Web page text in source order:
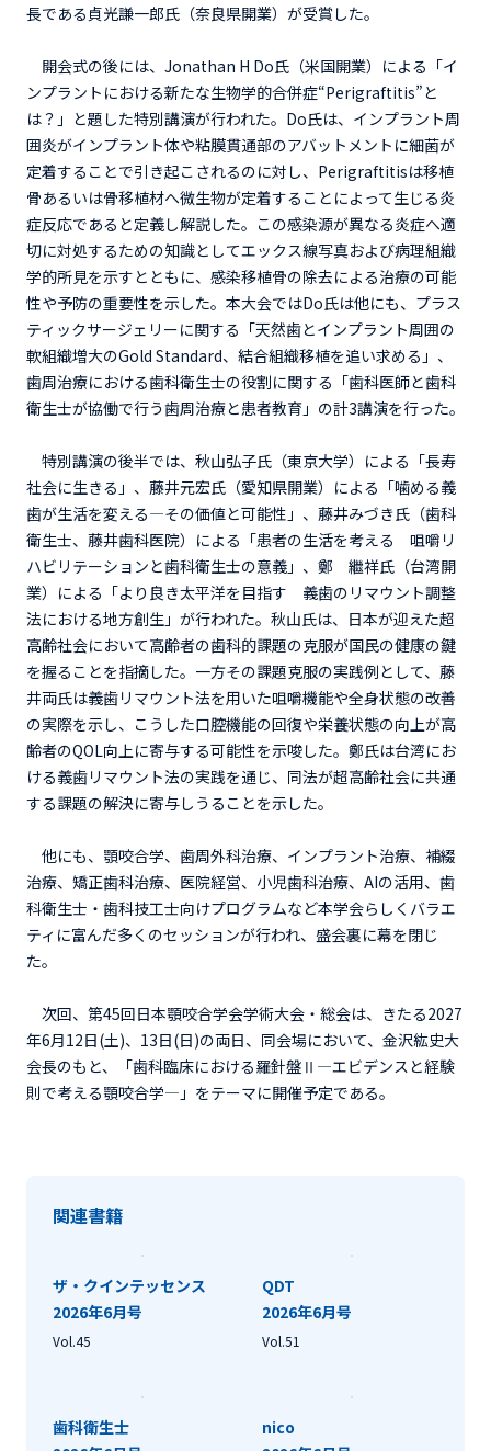
長である貞光謙一郎氏（奈良県開業）が受賞した。
開会式の後には、Jonathan H Do氏（米国開業）による「イ
ンプラントにおける新たな生物学的合併症“Perigraftitis”と
は？」と題した特別講演が行われた。Do氏は、インプラント周
囲炎がインプラント体や粘膜貫通部のアバットメントに細菌が
定着することで引き起こされるのに対し、Perigraftitisは移植
骨あるいは骨移植材へ微生物が定着することによって生じる炎
症反応であると定義し解説した。この感染源が異なる炎症へ適
切に対処するための知識としてエックス線写真および病理組織
学的所見を示すとともに、感染移植骨の除去による治療の可能
性や予防の重要性を示した。本大会ではDo氏は他にも、プラス
ティックサージェリーに関する「天然歯とインプラント周囲の
軟組織増大のGold Standard、結合組織移植を追い求める」、
歯周治療における歯科衛生士の役割に関する「歯科医師と歯科
衛生士が協働で行う歯周治療と患者教育」の計3講演を行った。
特別講演の後半では、秋山弘子氏（東京大学）による「長寿
社会に生きる」、藤井元宏氏（愛知県開業）による「噛める義
歯が生活を変える―その価値と可能性」、藤井みづき氏（歯科
衛生士、藤井歯科医院）による「患者の生活を考える 咀嚼リ
ハビリテーションと歯科衛生士の意義」、鄭 繼祥氏（台湾開
業）による「より良き太平洋を目指す 義歯のリマウント調整
法における地方創生」が行われた。秋山氏は、日本が迎えた超
高齢社会において高齢者の歯科的課題の克服が国民の健康の鍵
を握ることを指摘した。一方その課題克服の実践例として、藤
井両氏は義歯リマウント法を用いた咀嚼機能や全身状態の改善
の実際を示し、こうした口腔機能の回復や栄養状態の向上が高
齢者のQOL向上に寄与する可能性を示唆した。鄭氏は台湾にお
ける義歯リマウント法の実践を通じ、同法が超高齢社会に共通
する課題の解決に寄与しうることを示した。
他にも、顎咬合学、歯周外科治療、インプラント治療、補綴
治療、矯正歯科治療、医院経営、小児歯科治療、AIの活用、歯
科衛生士・歯科技工士向けプログラムなど本学会らしくバラエ
ティに富んだ多くのセッションが行われ、盛会裏に幕を閉じ
た。
次回、第45回日本顎咬合学会学術大会・総会は、きたる2027
年6月12日(土)、13日(日)の両日、同会場において、金沢紘史大
会長のもと、「歯科臨床における羅針盤Ⅱ―エビデンスと経験
則で考える顎咬合学―」をテーマに開催予定である。
関連書籍
ザ・クインテッセンス
2026年6月号
Vol.45
QDT
2026年6月号
Vol.51
歯科衛生士
nico